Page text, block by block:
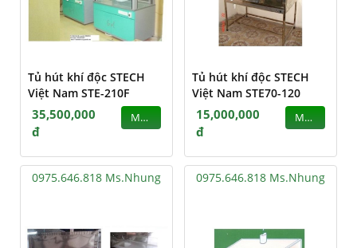
Tủ hút khí độc STECH
Việt Nam STE-210F
35,500,000
đ
MUA
Tủ hút khí độc STECH
Việt Nam STE70-120
15,000,000
đ
MUA
0975.646.818 Ms.Nhung 0975.646.818 Ms.Nhung